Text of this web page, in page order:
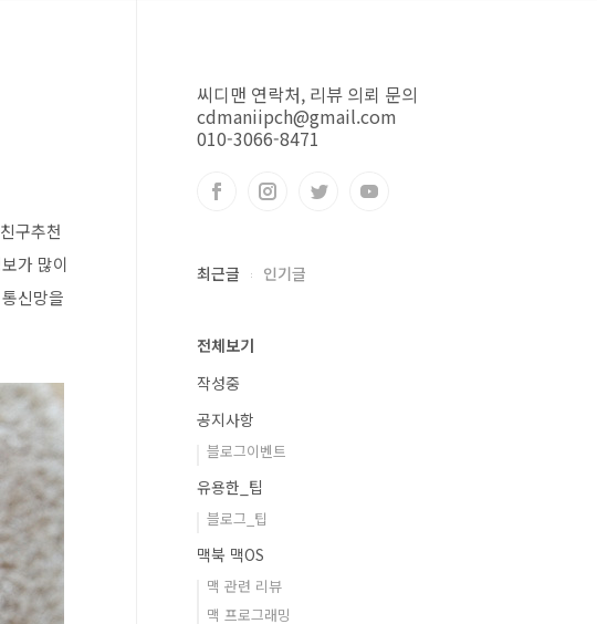
구추천
가 많이
신망을
씨디맨 연락처, 리뷰 의뢰 문의
cdmaniipch@gmail.com
010-3066-8471
최근글 인기글
전체보기
작성중
공지사항
블로그이벤트
유용한_팁
블로그_팁
맥북 맥OS
맥 관련 리뷰
맥 프로그래밍